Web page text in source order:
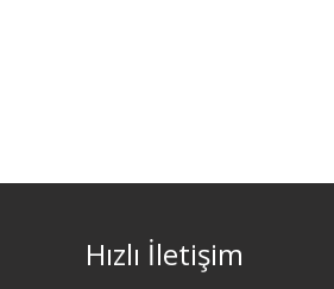
Hızlı İletişim